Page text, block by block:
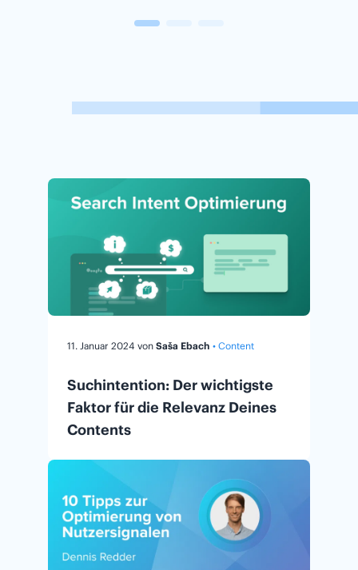
11. Januar 2024 von Saša Ebach • Content
Suchintention: Der wichtigste
Faktor für die Relevanz Deines
Contents